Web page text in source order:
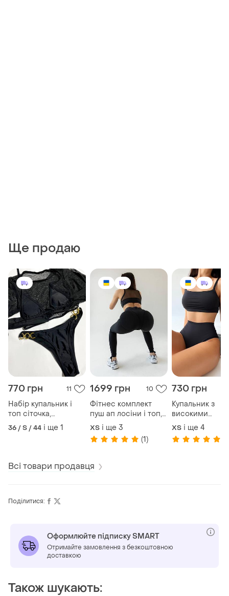
Ще продаю
770 грн 11
Набір купальник і
топ сіточка,
комплект купальник
ліф трикутники і топ
мікросіточка
36 / S / 44 і ще 1
1699 грн 10
Фітнес комплект
пуш ап лосіни і топ,
лосини з трусиками і
топік, костюм для
спорту пуш ап
топом, лосіни
стрінгами
ХS і ще 3
(1)
730 грн
Купальник з
високими
трусиками, топ
високі плавки,
купальник з
ХS і ще 4
Всі товари продавця
Поділитися:
Оформлюйте підписку SMART
Отримайте замовлення з безкоштовною
доставкою
Також шукають: